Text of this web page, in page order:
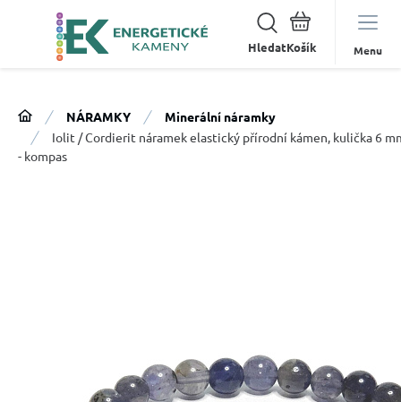
Hledat Menu
NÁRAMKY
Minerální náramky
Iolit / Cordierit náramek elastický přírodní kámen, kulička 6
- kompas